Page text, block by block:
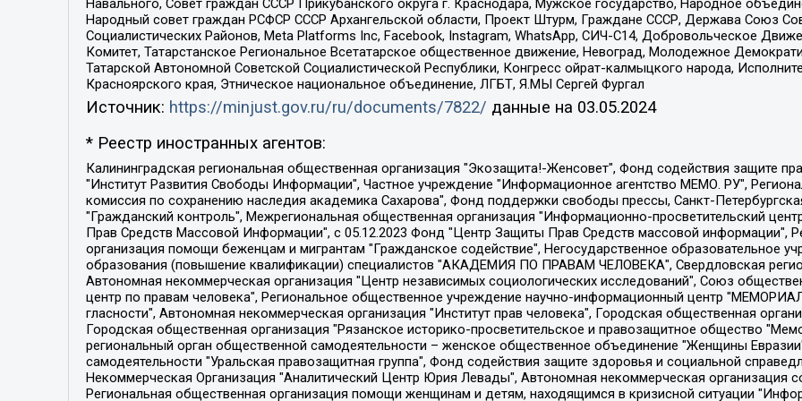
Навального, Совет граждан СССР Прикубанского округа г. Краснодара, Мужское государство, Народное
Народный совет граждан РСФСР СССР Архангельской области, Проект Штурм, Граждане СССР, Держава Союз
Социалистических Районов, Meta Platforms Inc, Facebook, Instagram, WhatsApp, СИЧ-С14, Добровольческое
Комитет, Татарстанское Региональное Всетатарское общественное движение, Невоград, Молодежное
Татарской Автономной Советской Социалистической Республики, Конгресс ойрат-калмыцкого народа,
Красноярского края, Этническое национальное объединение, ЛГБТ, Я.МЫ Сергей Фургал
Источник: https://minjust.gov.ru/ru/documents/7822/ данные на 03.05.2024
* Реестр иностранных агентов:
Калининградская региональная общественная организация "Экозащита!-Женсовет", Фонд содействия защите прав и свобод граждан "Общественный вердикт", Фонд "Институт Развития Свободы Информации", Частное учреждение "Информационное агентство МЕМО. РУ", Региональная общественная организация "Общественная комиссия по сохранению наследия академика Сахарова", Фонд поддержки свободы прессы, Санкт-Петербургская общественная правозащитная организация "Гражданский контроль", Межрегиональная общественная организация "Информационно-просветительский центр "Мемориал", Региональный Фонд "Центр Защиты Прав Средств Массовой Информации", с 05.12.2023 Фонд "Центр Защиты Прав Средств массовой информации", Региональная общественная благотворительная организация помощи беженцам и мигрантам "Гражданское содействие", Негосударственное образовательное учреждение дополнительного профессионального образования (повышение квалификации) специалистов "АКАДЕМИЯ ПО ПРАВАМ ЧЕЛОВЕКА", Свердловская региональная общественная организация "Сутяжник", Автономная некоммерческая организация "Центр независимых социологических исследований", Союз общественных объединений "Российский исследовательский центр по правам человека", Региональное общественное учреждение научно-информационный центр "МЕМОРИАЛ", Некоммерческая организация "Фонд защиты гласности", Автономная некоммерческая организация "Институт прав человека", Городская общественная организация "Екатеринбургское общество "МЕМОРИАЛ", Городская общественная организация "Рязанское историко-просветительское и правозащитное общество "Мемориал" (Рязанский Мемориал), Челябинский региональный орган общественной самодеятельности – женское общественное объединение "Женщины Евразии", Челябинский региональный орган общественной самодеятельности "Уральская правозащитная группа", Фонд содействия защите здоровья и социальной справедливости имени Андрея Рылькова, Автономная Некоммерческая Организация "Аналитический Центр Юрия Левады", Автономная некоммерческая организация социальной поддержки населения "Проект Апрель", Региональная общественная организация помощи женщинам и детям, находящимся в кризисной ситуации "Информационно-методический центр "Анна", Фонд содействия развитию массовых коммуникаций и правовому просвещению "Так-так-Так", Фонд содействия устойчивому развитию "Серебряная тайга", Свердловский региональный общественный фонд социальных проектов "Новое время", "Idel.Реалии", Кавказ.Реалии, Крым.Реалии, Телеканал Настоящее Время, Татаро-башкирская служба Радио Свобода (Azatliq Radiosi), Радио Свободная Европа/Радио Свобода (PCE/PC), "Сибирь.Реалии", "Фактограф", Благотворительный фонд помощи осужденным и их семьям, Автономная некоммерческая организация "Институт глобализации и социальных движений", Фонд "В защиту прав заключенных", Частное учреждение "Центр поддержки и содействия развитию средств массовой информации", Пензенский региональный общественный благотворительный фонд "Гражданский союз", "Север.Реалии", Некоммерческая организация Фонд "Правовая инициатива", Общество с ограниченной ответственностью "Радио Свободная Европа/Радио Свобода", Чешское информационное агентство "MEDIUM-ORIENT", Красноярская региональная общественная организация "Мы против СПИДа", Камалягин Денис Николаевич, Маркелов Сергей Евгеньевич, Пономарев Лев Александрович, Савицкая Людмила Алексеевна, Автономная некоммерческая организация "Центр по работе с проблемой насилия "НАСИЛИЮ.НЕТ", Межрегиональный профессиональный союз работников здравоохранения "Альянс врачей", Юридическое лицо, зарегистрированное в Латвийской Республике, SIA "Medusa Project" (регистрационный номер 40103797863, дата регистрации 10.06.2014), Некоммерческая организация "Фонд по борьбе с коррупцией", Автономная некоммерческая организация "Институт права и публичной политики", Баданин Роман Сергеевич, Гликин Максим Александрович, Железнова Мария Михайловна, Лукьянова Юлия Сергеевна, Маетная Елизавета Витальевна, Маняхин Петр Борисович, Чуракова Ольга Владимировна, Ярош Юлия Петровна, Юридическое лицо "The Insider SIA", зарегистрированное в Риге, Латвийская Республика (дата регистрации 26.06.2015), являющееся администратором доменного имени интернет-издания "The Insider SIA", https://theins.ru, Постернак Алексей Евгеньевич, Рубин Михаил Аркадьевич, Анин Роман Александрович, Юридическое лицо Istories fonds, зарегистрированное в Латвийской Республике (регистрационный номер 50008295751, дата регистрации 24.02.2020), Великовский Дмитрий Александрович, Долинина Ирина Николаевна, Мароховская Алеся Алексеевна, Шлейнов Роман Юрьевич, Шмагун Олеся Валентиновна, Общество с ограниченной ответственностью "Альтаир 2021", Общество с ограниченной ответственностью "Вега 2021", Общество с ограниченной ответственностью "Главный редактор 2021", Общество с ограниченной ответственностью "Ромашки монолит", Важенков Артем Валерьевич, Ивановская областная общественная организация "Центр гендерных исследований", Гурман Юрий Альбертович, Медиапроект "ОВД-Инфо", Егоров Владимир Владимирович, Жилинский Владимир Александрович, Общество с ограниченной ответственностью "ЗП", Иванова София Юрьевна, Карезина Инна Павловна, Кильтау Екатерина Викторовна, Петров Алексей Викторович, Пискунов Сергей Евгеньевич, Смирнов Сергей Сергеевич, Тихонов Михаил Сергеевич, Общество с ограниченной ответственностью "ЖУРНАЛИСТ-ИНОСТРАННЫЙ АГЕНТ", Арапова Галина Юрьевна, Вольтская Татьяна Анатольевна, Американская компания "Mason G.E.S. Anonymous Foundation" (США), являющаяся владельцем интернет-издания https://mnews.world/, Компания "Stichting Bellingcat", зарегистрированная в Нидерландах (дата регистрации 11.07.2018), Захаров Андрей Вячеславович, Клепиковская Екатерина Дмитриевна, Общество с ограниченной ответственностью "МЕМО", Перл Роман Александрович, Симонов Евгений Алексеевич, Соловьева Елена Анатольевна, Сотников Даниил Владимирович, Сурначева Елизавета Дмитриевна, Автономная некоммерческая организация по защите прав человека и информированию населения "Якутия – Наше Мнение", Общество с ограниченной ответственностью "Москоу диджитал медиа", с 26.01.2023 Общество с ограниченной ответственностью "Чайка Белые сады", Ветошкина Валерия Валерьевна, Заговора Максим Александрович, Межрегиональное общественное движение "Российская ЛГБТ - сеть", Оленичев Максим Владимирович, Павлов Иван Юрьевич, Скворцова Елена Сергеевна, Общество с ограниченной ответственностью "Как бы инагент", Кочетков Игорь Викторович, Общество с ограниченной ответственностью "Честные выборы", Еланчик Олег Александрович, Общество с ограниченной ответственностью "Нобелевский призыв", Гималова Регина Эмилевна, Григорьев Андрей Валерьевич, Григорьева Алина Александровна, Ассоциация по содействию защите прав призывников, альтернативнослужащих и военнослужащих "Правозащитная группа